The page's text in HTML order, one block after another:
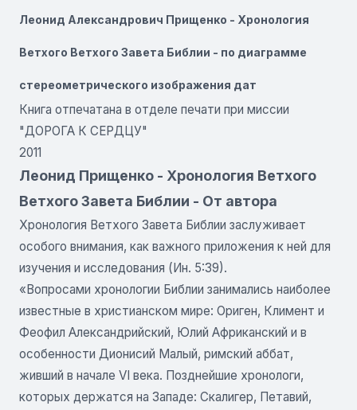
Леонид Александрович Прищенко - Хронология
Ветхого Ветхого Завета Библии - по диаграмме
стереометрического изображения дат
Книга отпечатана в отделе печати при миссии
"ДОРОГА К СЕРДЦУ"
2011
Леонид Прищенко - Хронология Ветхого
Ветхого Завета Библии - От автора
Хронология Ветхого Завета Библии заслуживает
особого внимания, как важного приложения к ней для
изучения и исследования (Ин. 5:39).
«Вопросами хронологии Библии занимались наиболее
известные в христианском мире: Ориген, Климент и
Феофил Александрийский, Юлий Африканский и в
особенности Дионисий Малый, римский аббат,
живший в начале VI века. Позднейшие хронологи,
которых держатся на Западе: Скалигер, Петавий,